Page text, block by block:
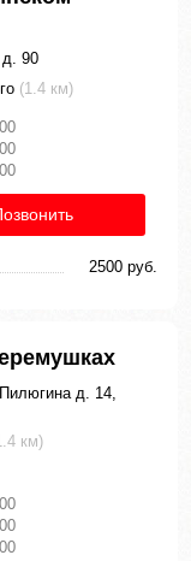
д. 90
(1.4 км)
2500 руб.
д. 14,
км)